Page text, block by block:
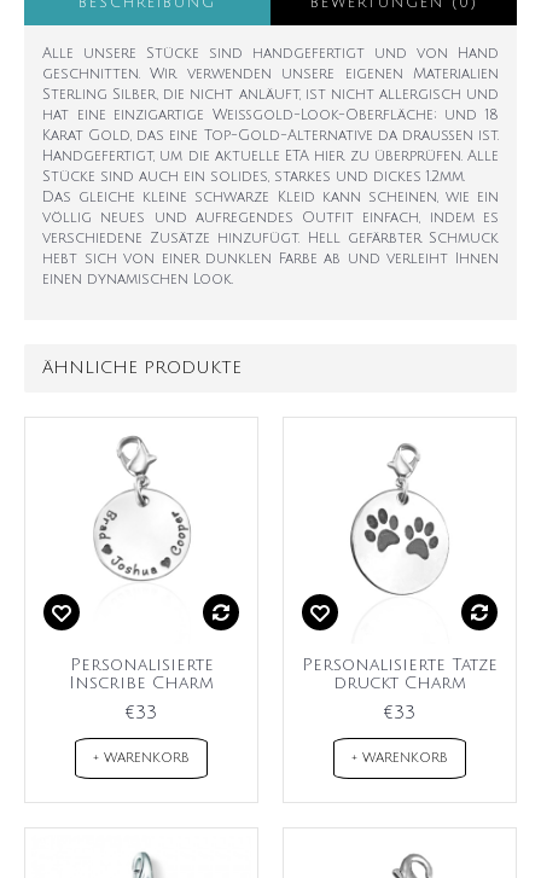
BESCHREIBUNG BEWERTUNGEN (0)
Alle unsere Stücke sind handgefertigt und von Hand
geschnitten. Wir verwenden unsere eigenen Materialien
Sterling Silber, die nicht anläuft, ist nicht allergisch und
hat eine einzigartige Weißgold-Look-Oberfläche; und 18
Karat Gold, das eine Top-Gold-Alternative da draußen ist.
Handgefertigt, um die aktuelle ETA hier zu überprüfen. Alle
Stücke sind auch ein solides, starkes und dickes 1.2mm.
Das gleiche kleine schwarze Kleid kann scheinen, wie ein
völlig neues und aufregendes Outfit einfach, indem es
verschiedene Zusätze hinzufügt. Hell gefärbter Schmuck
hebt sich von einer dunklen Farbe ab und verleiht Ihnen
einen dynamischen Look.
ÄHNLICHE PRODUKTE
Personalisierte
Inscribe Charm
€33
+ WARENKORB
Personalisierte Tatze
druckt Charm
€33
+ WARENKORB